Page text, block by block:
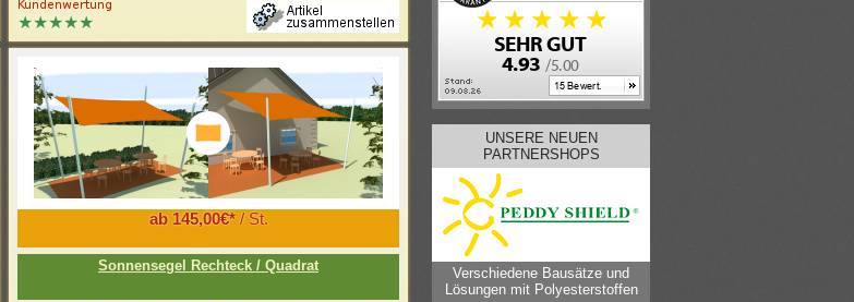
ab 145,00€*/ St.
Sonnensegel Rechteck / Quadrat
UNSERE NEUEN
PARTNERSHOPS
Verschiedene Bausätze und
Lösungen mit Polyesterstoffen